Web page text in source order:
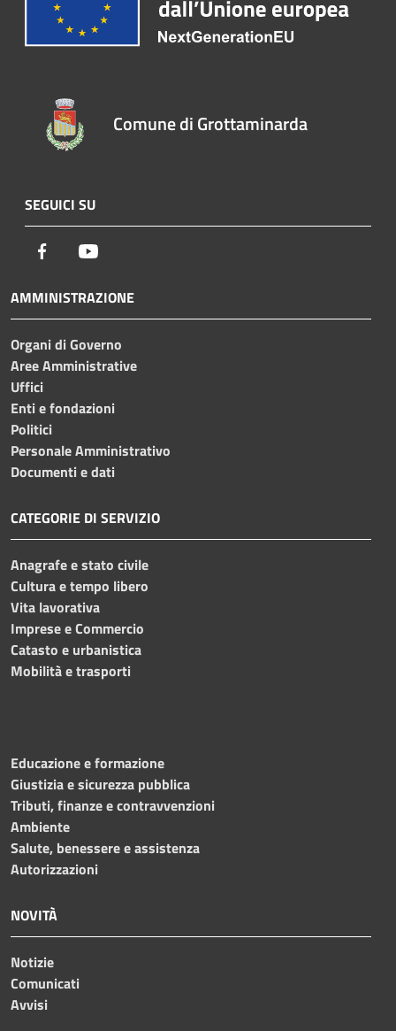
Comune di Grottaminarda
SEGUICI SU
Facebook
AMMINISTRAZIONE
Organi di Governo
Aree Amministrative
Uffici
Enti e fondazioni
Politici
Personale Amministrativo
Documenti e dati
CATEGORIE DI SERVIZIO
Anagrafe e stato civile
Cultura e tempo libero
Vita lavorativa
Imprese e Commercio
Catasto e urbanistica
Mobilità e trasporti
Educazione e formazione
Giustizia e sicurezza pubblica
Tributi, finanze e contravvenzioni
Ambiente
Salute, benessere e assistenza
Autorizzazioni
NOVITÀ
Notizie
Comunicati
Avvisi